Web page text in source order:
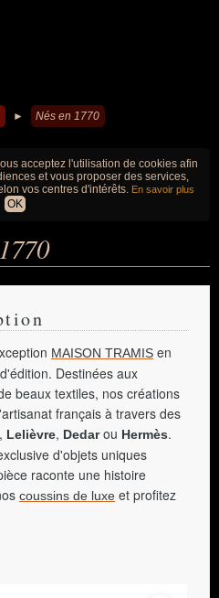
► Nés en 1770
acceptez l'utilisation de cookies afin
et vous proposer des services,
vos centres d'intérêts. En savoir plus
OK
MAISON TRAMIS en
Destinées aux
beaux textiles, nos créations
français à travers des
, Lelièvre, Dedarou Hermès.
d'objets uniques
raconte une histoire
coussins de luxe et profitez